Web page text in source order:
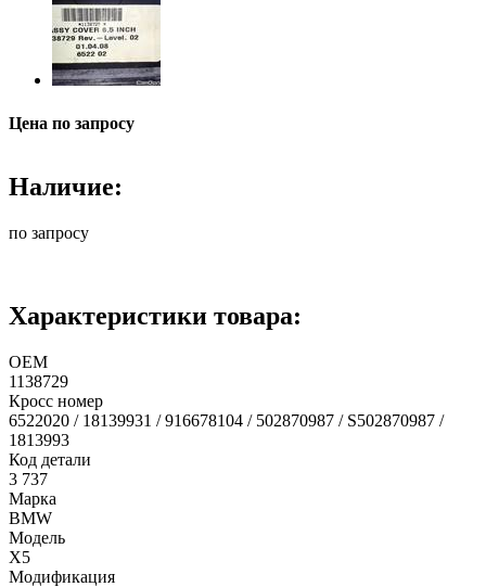
Цена по запросу
Наличие:
по запросу
Характеристики товара:
ОЕМ
1138729
Кросс номер
6522020 / 18139931 / 916678104 / 502870987 / S502870987 /
1813993
Код детали
3 737
Марка
BMW
Модель
X5
Модификация